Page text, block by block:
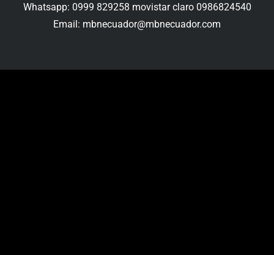
Whatsapp: 0999 829258 movistar claro 0986824540
Email: mbnecuador@mbnecuador.com